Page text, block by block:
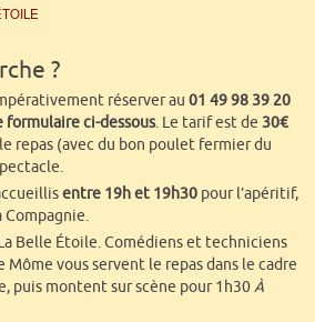
?
réserver au01 49 98 39 20
formulaire ci-dessous. Le tarif est de 30€
repas (avec du bon poulet fermier du
entre 19h et 19h30 pour l’apéritif,
Compagnie.
Belle Étoile. Comédiens et techniciens
Môme vous servent le repas dans le cadre
puis montent sur scène pour 1h30À